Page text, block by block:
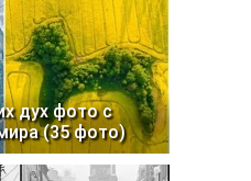
дух фото с
(35 фото)